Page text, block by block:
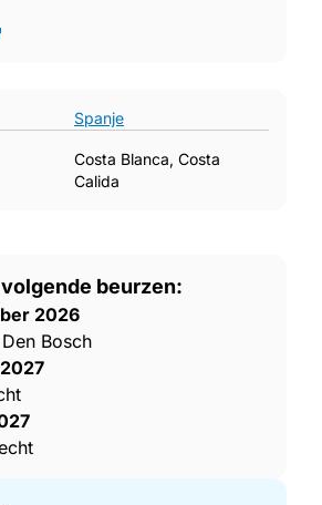
Spanje
Costa Blanca, Costa
Calida
beurzen:
2026
Bosch